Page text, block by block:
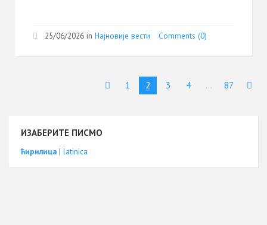
25/06/2026 in Најновије вести Comments (0)
1 2 3 4 … 87
ИЗАБЕРИТЕ ПИСМО
ћирилица | latinica